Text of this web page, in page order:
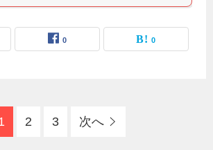
0 0
2 3 次へ